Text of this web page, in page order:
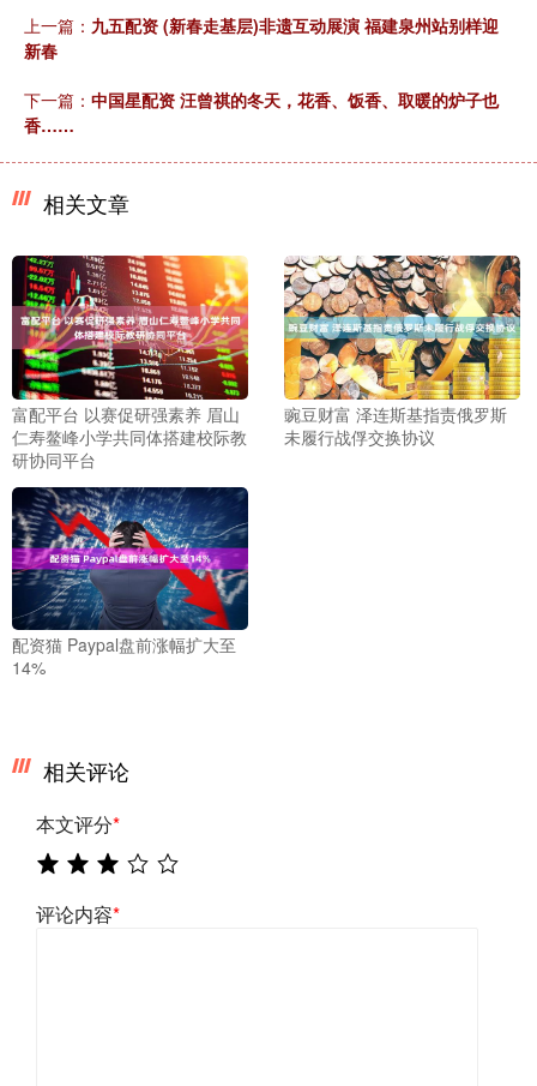
上一篇： 九五配资 (新春走基层)非遗互动展演 福建泉州站别样迎
新春
下一篇： 中国星配资 汪曾祺的冬天，花香、饭香、取暖的炉子也
香……
相关文章
富配平台 以赛促研强素养 眉山
仁寿鳌峰小学共同体搭建校际教
研协同平台
豌豆财富 泽连斯基指责俄罗斯
未履行战俘交换协议
配资猫 Paypal盘前涨幅扩大至
14%
相关评论
本文评分*
评论内容*